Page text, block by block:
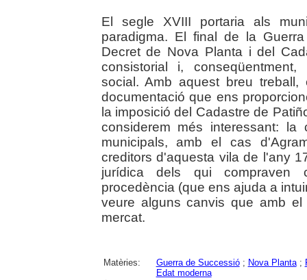
El segle XVIII portaria als
paradigma. El final de la
Decret de Nova Planta i del
consistorial i,
social. Amb aquest breu
documentació que ens
la imposició del Cadastre de
considerem més interessant:
municipals, amb el cas
creditors d'aquesta vila de l'any
jurídica dels qui compraven
procedència (que ens ajuda a
veure alguns canvis que amb
mercat.
Matèries: Guerra de Successió; Nova Planta;
Edat moderna